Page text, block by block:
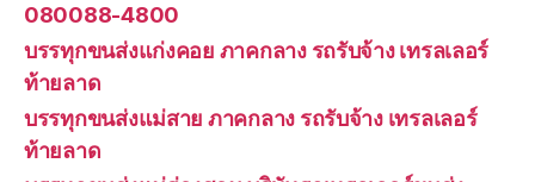
080088-4800
บรรทุกขนส่งแก่งคอย ภาคกลาง รถรับจ้าง เทรลเลอร์
ท้ายลาด
บรรทุกขนส่งแม่สาย ภาคกลาง รถรับจ้าง เทรลเลอร์
ท้ายลาด